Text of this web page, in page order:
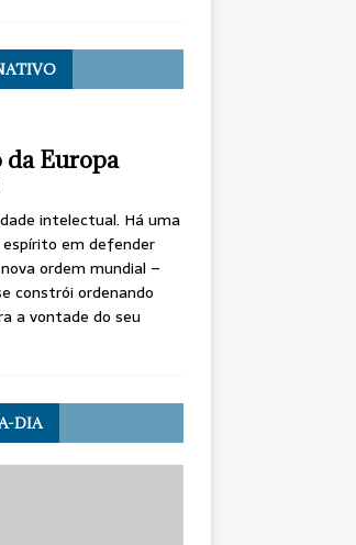
da Europa
intelectual. Há uma
em defender
ordem mundial –
constrói ordenando
a vontade do seu
DIA